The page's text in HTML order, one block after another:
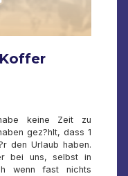
keine Zeit zu
gez?hlt, dass 1
den Urlaub haben.
bei uns, selbst in
wenn fast nichts